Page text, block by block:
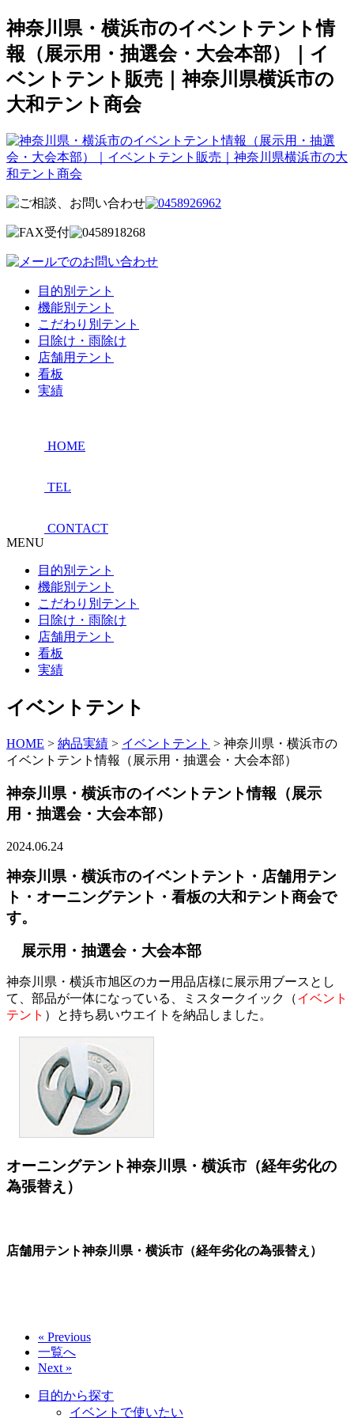
神奈川県・横浜市のイベントテント情
報（展示用・抽選会・大会本部）｜イ
ベントテント販売｜神奈川県横浜市の
大和テント商会
目的別テント
機能別テント
こだわり別テント
日除け・雨除け
店舗用テント
看板
実績
HOME
TEL
CONTACT
MENU
目的別テント
機能別テント
こだわり別テント
日除け・雨除け
店舗用テント
看板
実績
イベントテント
HOME > 納品実績 > イベントテント > 神奈川県・横浜市の
イベントテント情報（展示用・抽選会・大会本部）
神奈川県・横浜市のイベントテント情報（展示
用・抽選会・大会本部）
2024.06.24
神奈川県・横浜市のイベントテント・店舗用テン
ト・オーニングテント・看板の大和テント商会で
す。
展示用・抽選会・大会本部
神奈川県・横浜市旭区のカー用品店様に展示用ブースとし
て、部品が一体になっている、ミスタークイック（イベント
テント ）と持ち易いウエイトを納品しました。
オーニングテント神奈川県・横浜市（経年劣化の
為張替え）
店舗用テント神奈川県・横浜市（経年劣化の為張替え）
« Previous
一覧へ
Next »
目的から探す
イベントで使いたい